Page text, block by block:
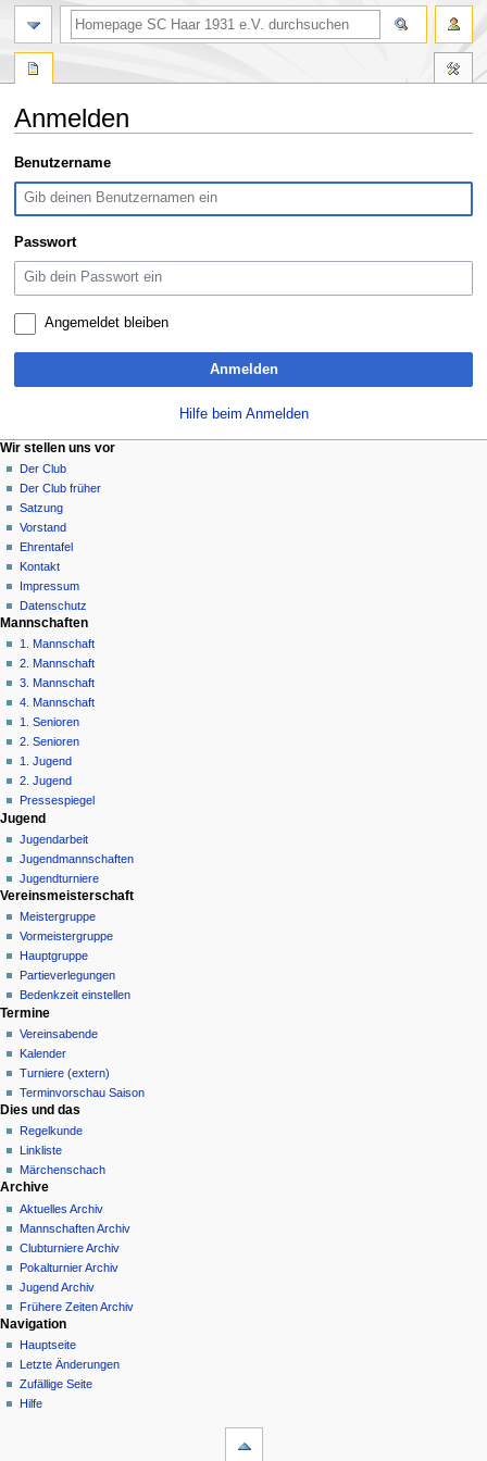
Anmelden
Zur
Navigation
springen
Zur
Suche
springen
Benutzername
Passwort
Angemeldet bleiben
Anmelden
Hilfe beim Anmelden
N
a
v
g
a
i
o
n
s
m
e
n
ü
Seitenaktionen
Spezialseite
Meine Werkzeuge
Anmelden
Suche
Wir stellen uns vor
Der Club
Der Club früher
Satzung
Vorstand
Ehrentafel
Kontakt
Impressum
Datenschutz
Mannschaften
1. Mannschaft
2. Mannschaft
3. Mannschaft
4. Mannschaft
1. Senioren
2. Senioren
1. Jugend
2. Jugend
Pressespiegel
Jugend
Jugendarbeit
Jugendmannschaften
Jugendturniere
Vereinsmeisterschaft
Meistergruppe
Vormeistergruppe
Hauptgruppe
Partieverlegungen
Bedenkzeit einstellen
Termine
Vereinsabende
Kalender
Turniere (extern)
Terminvorschau Saison
Dies und das
Regelkunde
Linkliste
Märchenschach
Archive
Aktuelles Archiv
Mannschaften Archiv
Clubturniere Archiv
Pokalturnier Archiv
Jugend Archiv
Frühere Zeiten Archiv
Navigation
Hauptseite
Letzte Änderungen
Zufällige Seite
Hilfe